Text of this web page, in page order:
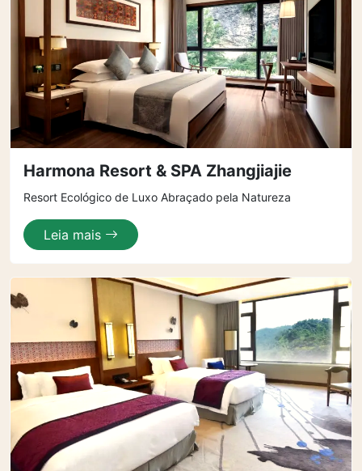
Harmona Resort & SPA Zhangjiajie
Resort Ecológico de Luxo Abraçado pela Natureza
Leia mais